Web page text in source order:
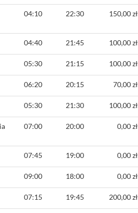
04:10 22:30 150,00 zł
04:40 21:45 100,00 zł
05:30 21:15 100,00 zł
06:20 20:15 70,00 zł
05:30 21:30 100,00 zł
07:00 20:00 0,00 zł
07:45 19:00 0,00 zł
09:00 18:00 0,00 zł
07:15 19:45 200,00 zł